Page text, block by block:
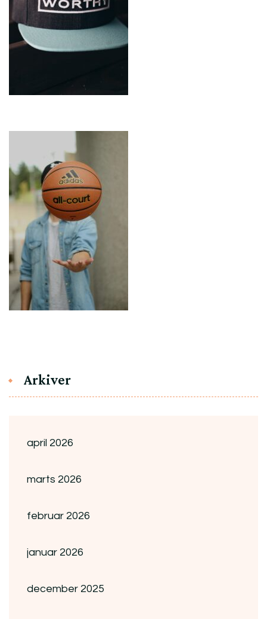
Arkiver
april 2026
marts 2026
februar 2026
januar 2026
december 2025